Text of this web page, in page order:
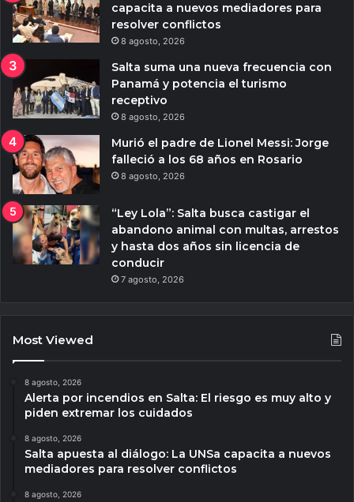
capacita a nuevos mediadores para
resolver conflictos
8 agosto, 2026
Salta suma una nueva frecuencia con
Panamá y potencia el turismo
receptivo
8 agosto, 2026
Murió el padre de Lionel Messi: Jorge
falleció a los 68 años en Rosario
8 agosto, 2026
“Ley Lola”: Salta busca castigar el
abandono animal con multas, arrestos
y hasta dos años sin licencia de
conducir
7 agosto, 2026
Most Viewed
8 agosto, 2026
Alerta por incendios en Salta: El riesgo es muy alto y
piden extremar los cuidados
8 agosto, 2026
Salta apuesta al diálogo: La UNSa capacita a nuevos
mediadores para resolver conflictos
8 agosto, 2026